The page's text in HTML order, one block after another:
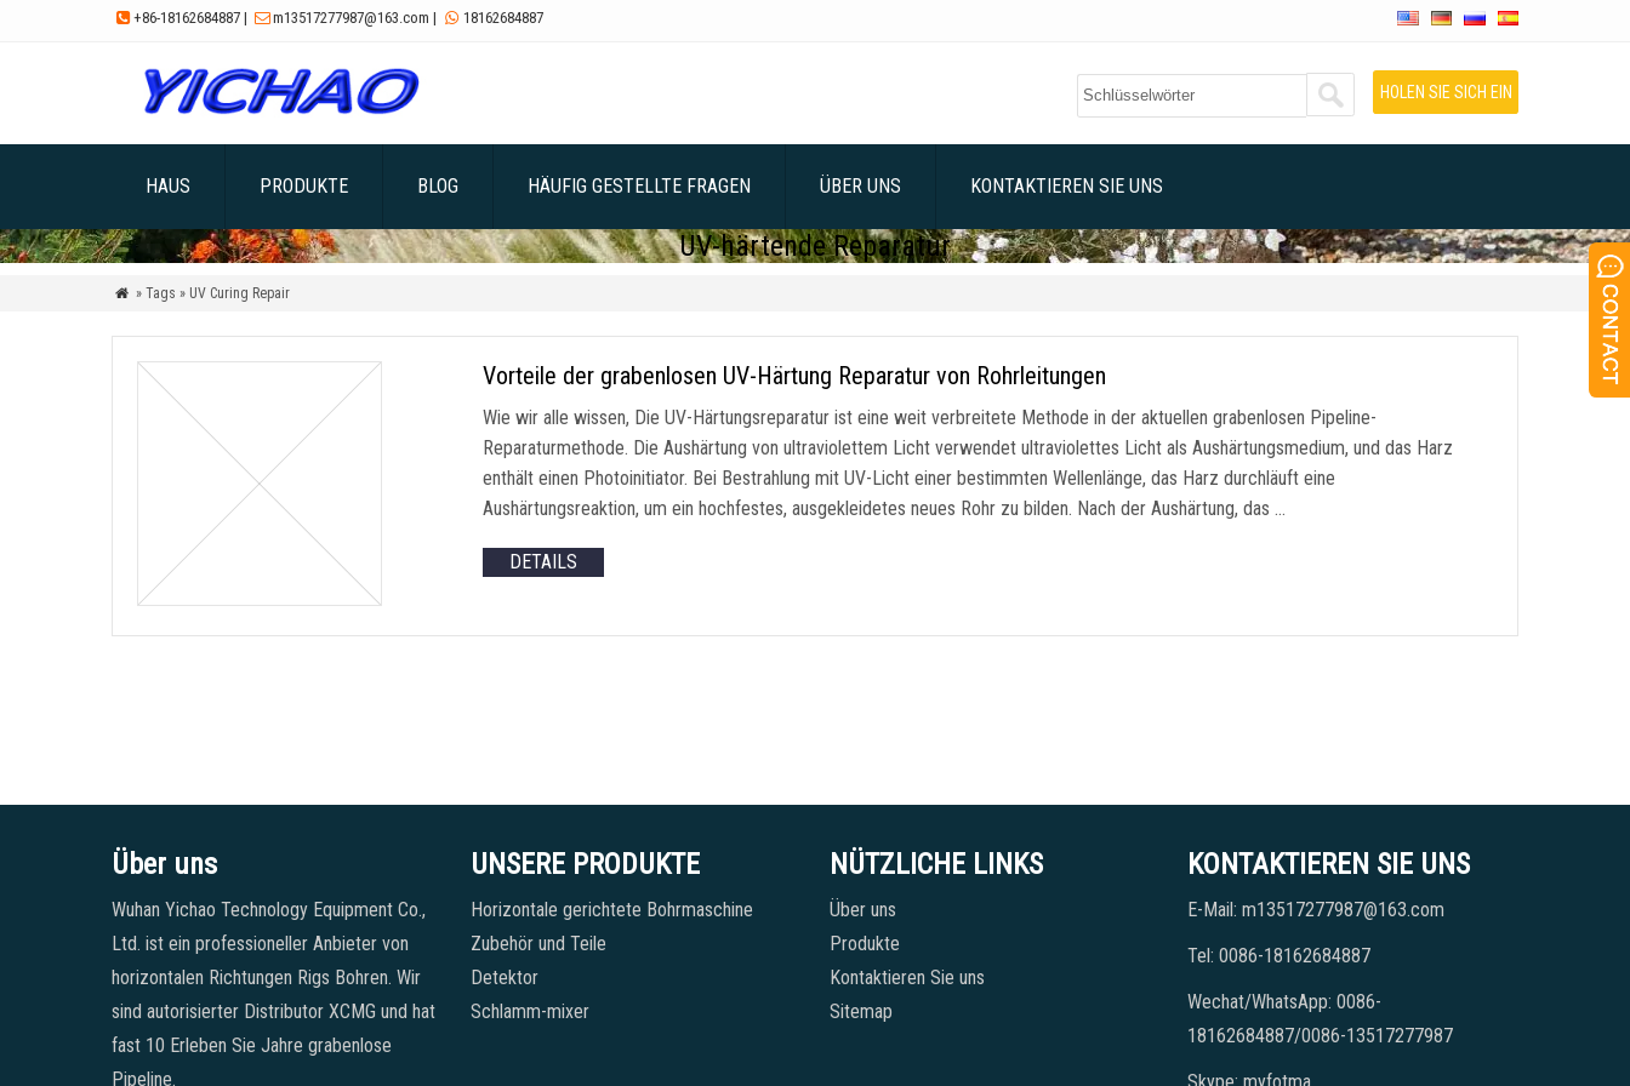
 +86-18162684887 | m13517277987@163.com |  18162684887
HOLEN SIE SICH EIN
HAUS PRODUKTE BLOG HÄUFIG GESTELLTE FRAGEN ÜBER UNS KONTAKTIEREN SIE UNS
UV-härtende Reparatur
 » Tags » UV Curing Repair
Vorteile der grabenlosen UV-Härtung Reparatur von Rohrleitungen
Wie wir alle wissen, Die UV-Härtungsreparatur ist eine weit verbreitete Methode in der aktuellen grabenlosen Pipeline-
Reparaturmethode. Die Aushärtung von ultraviolettem Licht verwendet ultraviolettes Licht als Aushärtungsmedium, und das Harz
enthält einen Photoinitiator. Bei Bestrahlung mit UV-Licht einer bestimmten Wellenlänge, das Harz durchläuft eine
Aushärtungsreaktion, um ein hochfestes, ausgekleidetes neues Rohr zu bilden. Nach der Aushärtung, das …
DETAILS
Über uns
Wuhan Yichao Technology Equipment Co.,
Ltd. ist ein professioneller Anbieter von
horizontalen Richtungen Rigs Bohren. Wir
sind autorisierter Distributor XCMG und hat
fast 10 Erleben Sie Jahre grabenlose
Pipeline.
UNSERE PRODUKTE
Horizontale gerichtete Bohrmaschine
Zubehör und Teile
Detektor
Schlamm-mixer
NÜTZLICHE LINKS
Über uns
Produkte
Kontaktieren Sie uns
Sitemap
KONTAKTIEREN SIE UNS
E-Mail: m13517277987@163.com
Tel: 0086-18162684887
Wechat/WhatsApp: 0086-
18162684887/0086-13517277987